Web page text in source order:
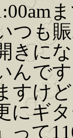
つも
きに
んで
すけ
にギ
って